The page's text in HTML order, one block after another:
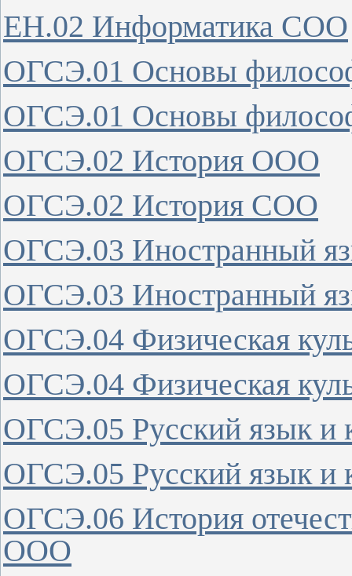
ЕН.02 Информатика СОО
ОГСЭ.01 Основы
ОГСЭ.01 Основы
ОГСЭ.02 История ООО
ОГСЭ.02 История СОО
ОГСЭ.03 Иностранный
ОГСЭ.03 Иностранный
ОГСЭ.04 Физическая
ОГСЭ.04 Физическая
ОГСЭ.05 Русский язык и
ОГСЭ.05 Русский язык и
ОГСЭ.06 История
ООО